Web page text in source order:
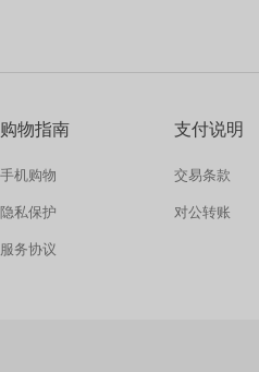
购物指南
手机购物
隐私保护
服务协议
支付说明
交易条款
对公转账